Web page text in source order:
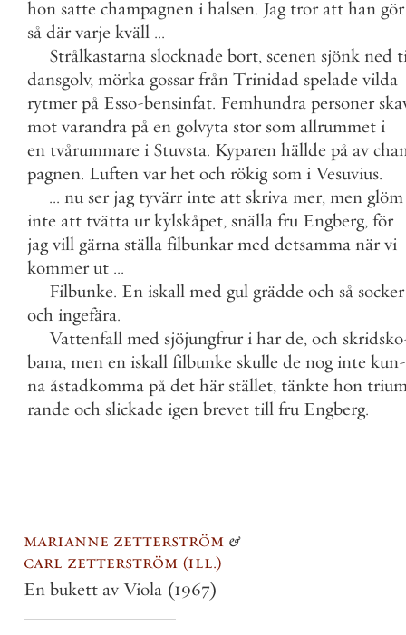
hon satte champagnen i halsen. Jag tror att han gör
så där varje kväll ...
Strålkastarna slocknade bort, scenen sjönk ned
dansgolv, mörka gossar från Trinidad spelade vilda
rytmer på Esso-bensinfat. Femhundra personer
mot varandra på en golvyta stor som allrummet i
en tvårummare i Stuvsta. Kyparen hällde på av
pagnen. Luften var het och rökig som i Vesuvius.
... nu ser jag tyvärr inte att skriva mer, men glöm
inte att tvätta ur kylskåpet, snälla fru Engberg, för
jag vill gärna ställa filbunkar med detsamma när vi
kommer ut ...
Filbunke. En iskall med gul grädde och så socker
och ingefära.
Vattenfall med sjöjungfrur i har de, och skridsko
bana, men en iskall filbunke skulle de nog inte kun-
na åstadkomma på det här stället, tänkte hon
rande och slickade igen brevet till fru Engberg.
marianne zetterström &
carl zetterström ill.
En bukett av Viola (1967)